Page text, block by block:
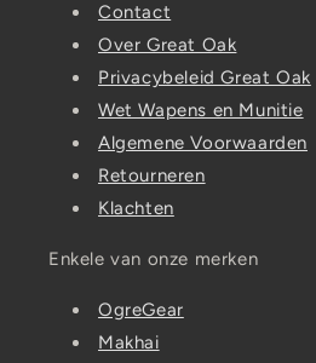
Contact
Over Great Oak
Privacybeleid Great Oak
Wet Wapens en Munitie
Algemene Voorwaarden
Retourneren
Klachten
Enkele van onze merken
OgreGear
Makhai